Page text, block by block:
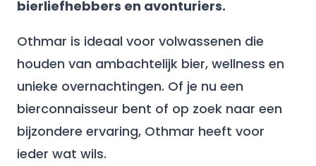
bierliefhebbers en avonturiers.
Othmar is ideaal voor volwassenen die
houden van ambachtelijk bier, wellness en
unieke overnachtingen. Of je nu een
bierconnaisseur bent of op zoek naar een
bijzondere ervaring, Othmar heeft voor
ieder wat wils.